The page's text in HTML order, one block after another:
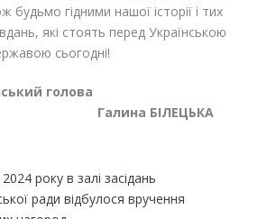
будьмо гідними нашої історії і тих
які стоять перед Українською
сьогодні!
голова
БІЛЕЦЬКА
року в залі засідань
ради відбулося вручення